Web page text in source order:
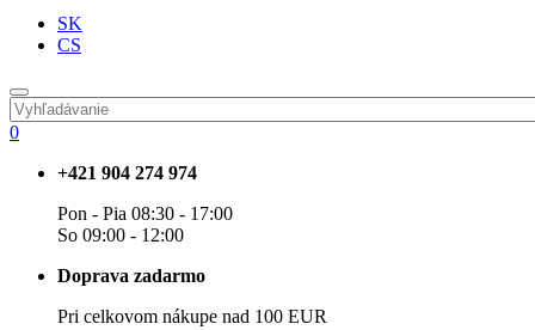
SK
CS
0
+421 904 274 974
Pon - Pia 08:30 - 17:00
So 09:00 - 12:00
Doprava zadarmo
Pri celkovom nákupe nad 100 EUR